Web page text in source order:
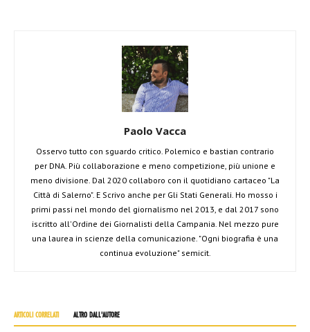
Paolo Vacca
Osservo tutto con sguardo critico. Polemico e bastian contrario
per DNA. Più collaborazione e meno competizione, più unione e
meno divisione. Dal 2020 collaboro con il quotidiano cartaceo "La
Città di Salerno". E Scrivo anche per Gli Stati Generali. Ho mosso i
primi passi nel mondo del giornalismo nel 2013, e dal 2017 sono
iscritto all'Ordine dei Giornalisti della Campania. Nel mezzo pure
una laurea in scienze della comunicazione. "Ogni biografia è una
continua evoluzione" semicit.
ARTICOLI CORRELATI ALTRO DALL'AUTORE